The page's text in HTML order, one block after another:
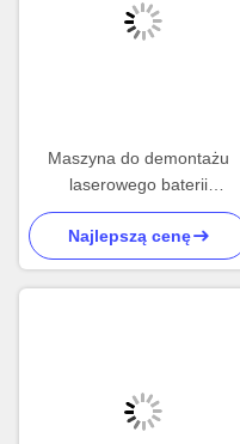
Maszyna do demontażu
laserowego baterii
trójosiowej Maszyna do
demontażu laserowego
baterii wielofunkcyjnej
Najlepszą cenę